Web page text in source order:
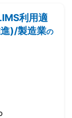
利用適
)/製造業の